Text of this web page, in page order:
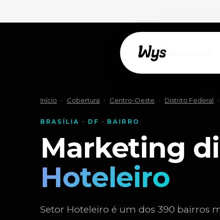
Início › Cobertura › Centro-Oeste › Distrito Federal ›
BRASÍLIA · DF · BAIRRO
Marketing
Hoteleiro
Setor Hoteleiro é um dos 390 bairros